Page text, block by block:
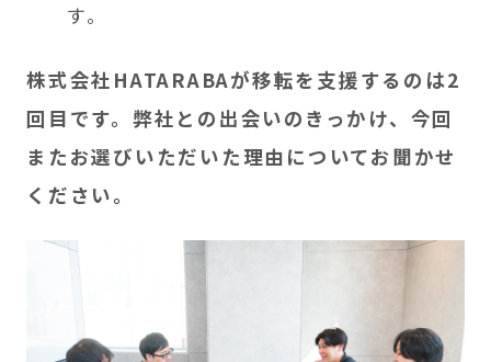
す。
株式会社HATARABAが移転を支援するのは2
回目です。弊社との出会いのきっかけ、今回
またお選びいただいた理由についてお聞かせ
ください。